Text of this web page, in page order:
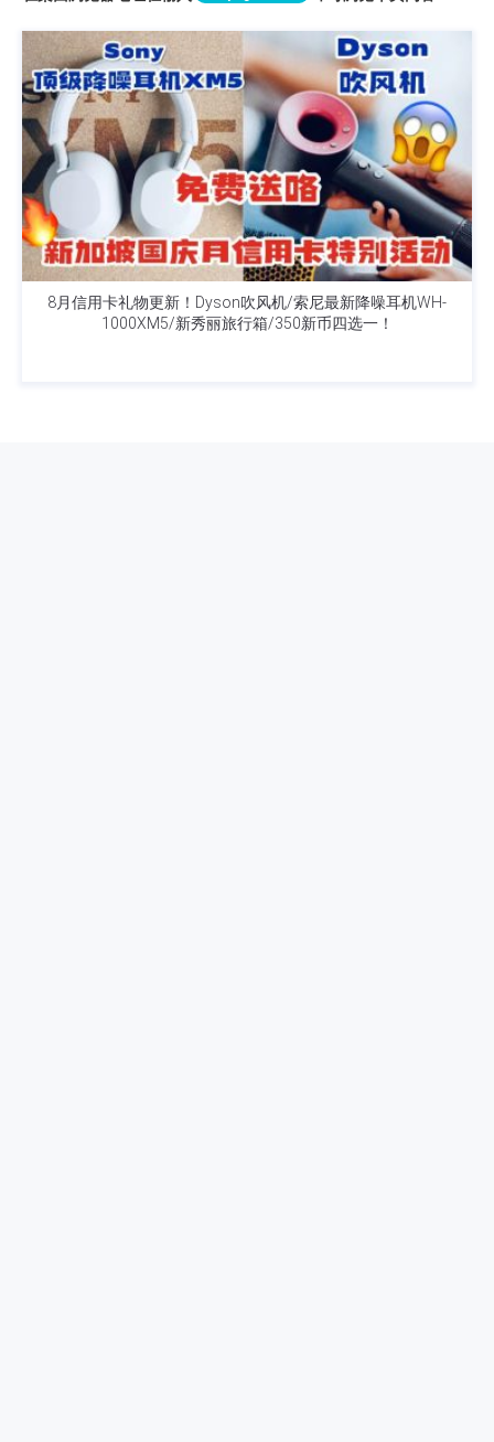
8月信用卡礼物更新！Dyson吹风机/索尼最新降噪耳机WH-
1000XM5/新秀丽旅行箱/350新币四选一！